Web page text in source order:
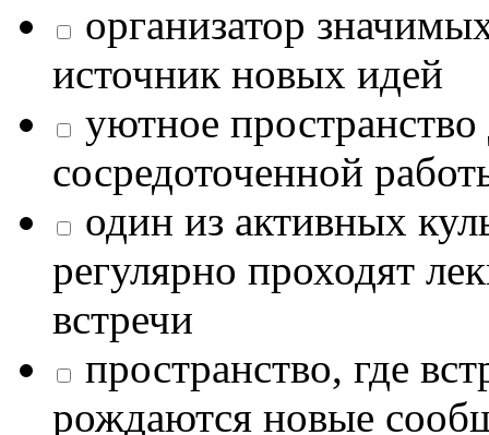
организатор
источник новых идей
уютное
сосредоточенной
один из активных
регулярно проходят
встречи
пространство, где
рождаются новые